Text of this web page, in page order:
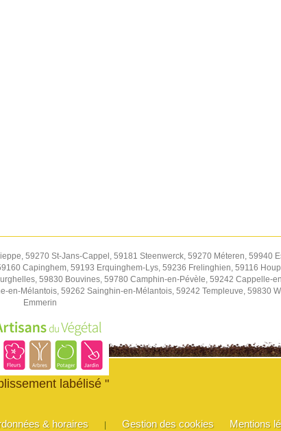
59270 St-Jans-Cappel, 59181 Steenwerck, 59270 Méteren, 59940
Capinghem, 59193 Erquinghem-Lys, 59236 Frelinghien, 59116
59830 Bouvines, 59780 Camphin-en-Pévèle, 59242 Cappelle-
Mélantois, 59262 Sainghin-en-Mélantois, 59242 Templeuve, 59830
Emmerin
labélisé "
& horaires Gestion des cookies Mentions